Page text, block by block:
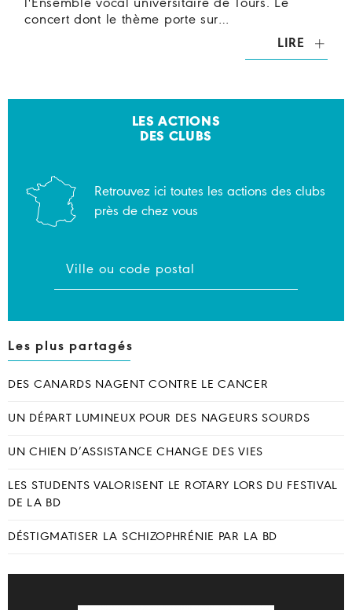
l'Ensemble vocal universitaire de Tours. Le
concert dont le thème porte sur…
LIRE
LES ACTIONS
DES CLUBS
Retrouvez ici toutes les actions des clubs
près de chez vous
Les plus partagés
DES CANARDS NAGENT CONTRE LE CANCER
UN DÉPART LUMINEUX POUR DES NAGEURS SOURDS
UN CHIEN D’ASSISTANCE CHANGE DES VIES
LES STUDENTS VALORISENT LE ROTARY LORS DU FESTIVAL
DE LA BD
DÉSTIGMATISER LA SCHIZOPHRÉNIE PAR LA BD